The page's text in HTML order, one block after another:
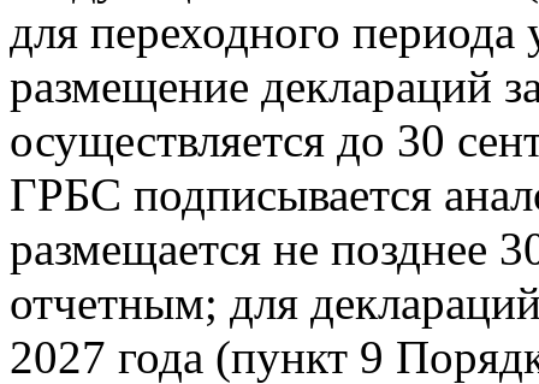
для переходного
размещение деклараций
осуществляется до 30
ГРБС подписывается
размещается не позднее
отчетным; для
2027 года (пункт 9